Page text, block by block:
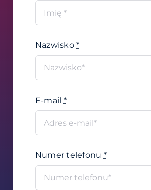
Nazwisko*
E-mail *
Numer telefonu *